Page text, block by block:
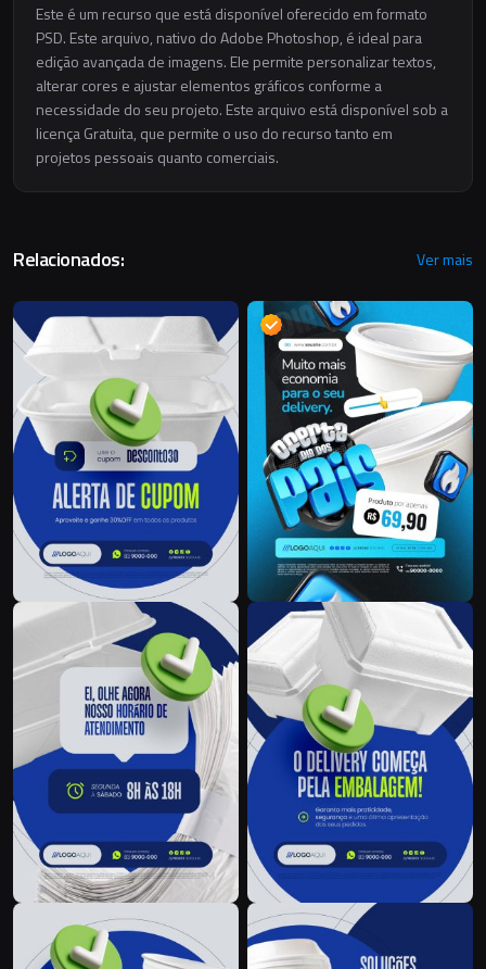
Este é um recurso que está disponível oferecido em formato
PSD. Este arquivo, nativo do Adobe Photoshop, é ideal para
edição avançada de imagens. Ele permite personalizar textos,
alterar cores e ajustar elementos gráficos conforme a
necessidade do seu projeto. Este arquivo está disponível sob a
licença Gratuita, que permite o uso do recurso tanto em
projetos pessoais quanto comerciais.
Relacionados: Ver mais